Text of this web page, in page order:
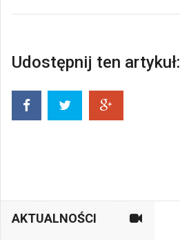
Udostępnij ten artykuł:
AKTUALNOŚCI